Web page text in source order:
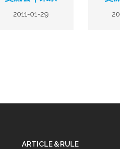
2011-01-29
ARTICLE＆RULE